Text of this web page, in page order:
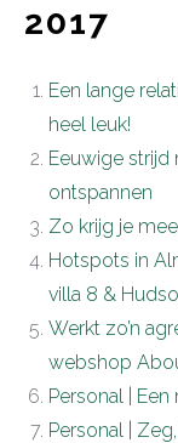
2017
Een lange
heel leuk!
Eeuwige strijd
ontspannen
Zo krijg je
Hotspots in
villa 8 &
Werkt zo’n
webshop
Personal |
Personal |